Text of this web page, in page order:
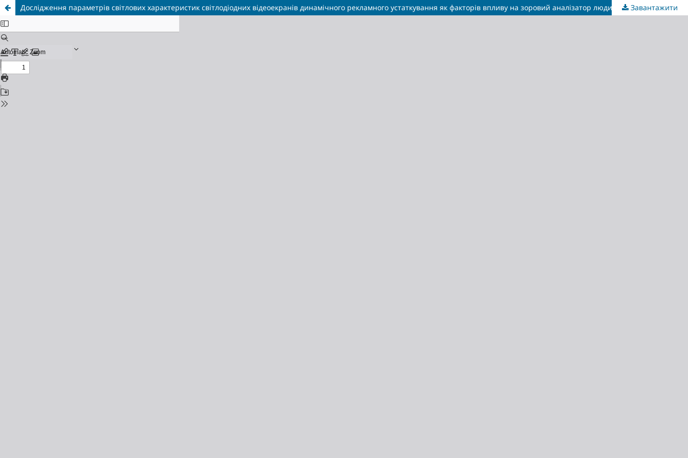
Дослідження параметрів світлових характеристик світлодіодних відеоекранів динамічного рекламного устаткування як факторів впливу на зоровий аналізатор людини Завантажити